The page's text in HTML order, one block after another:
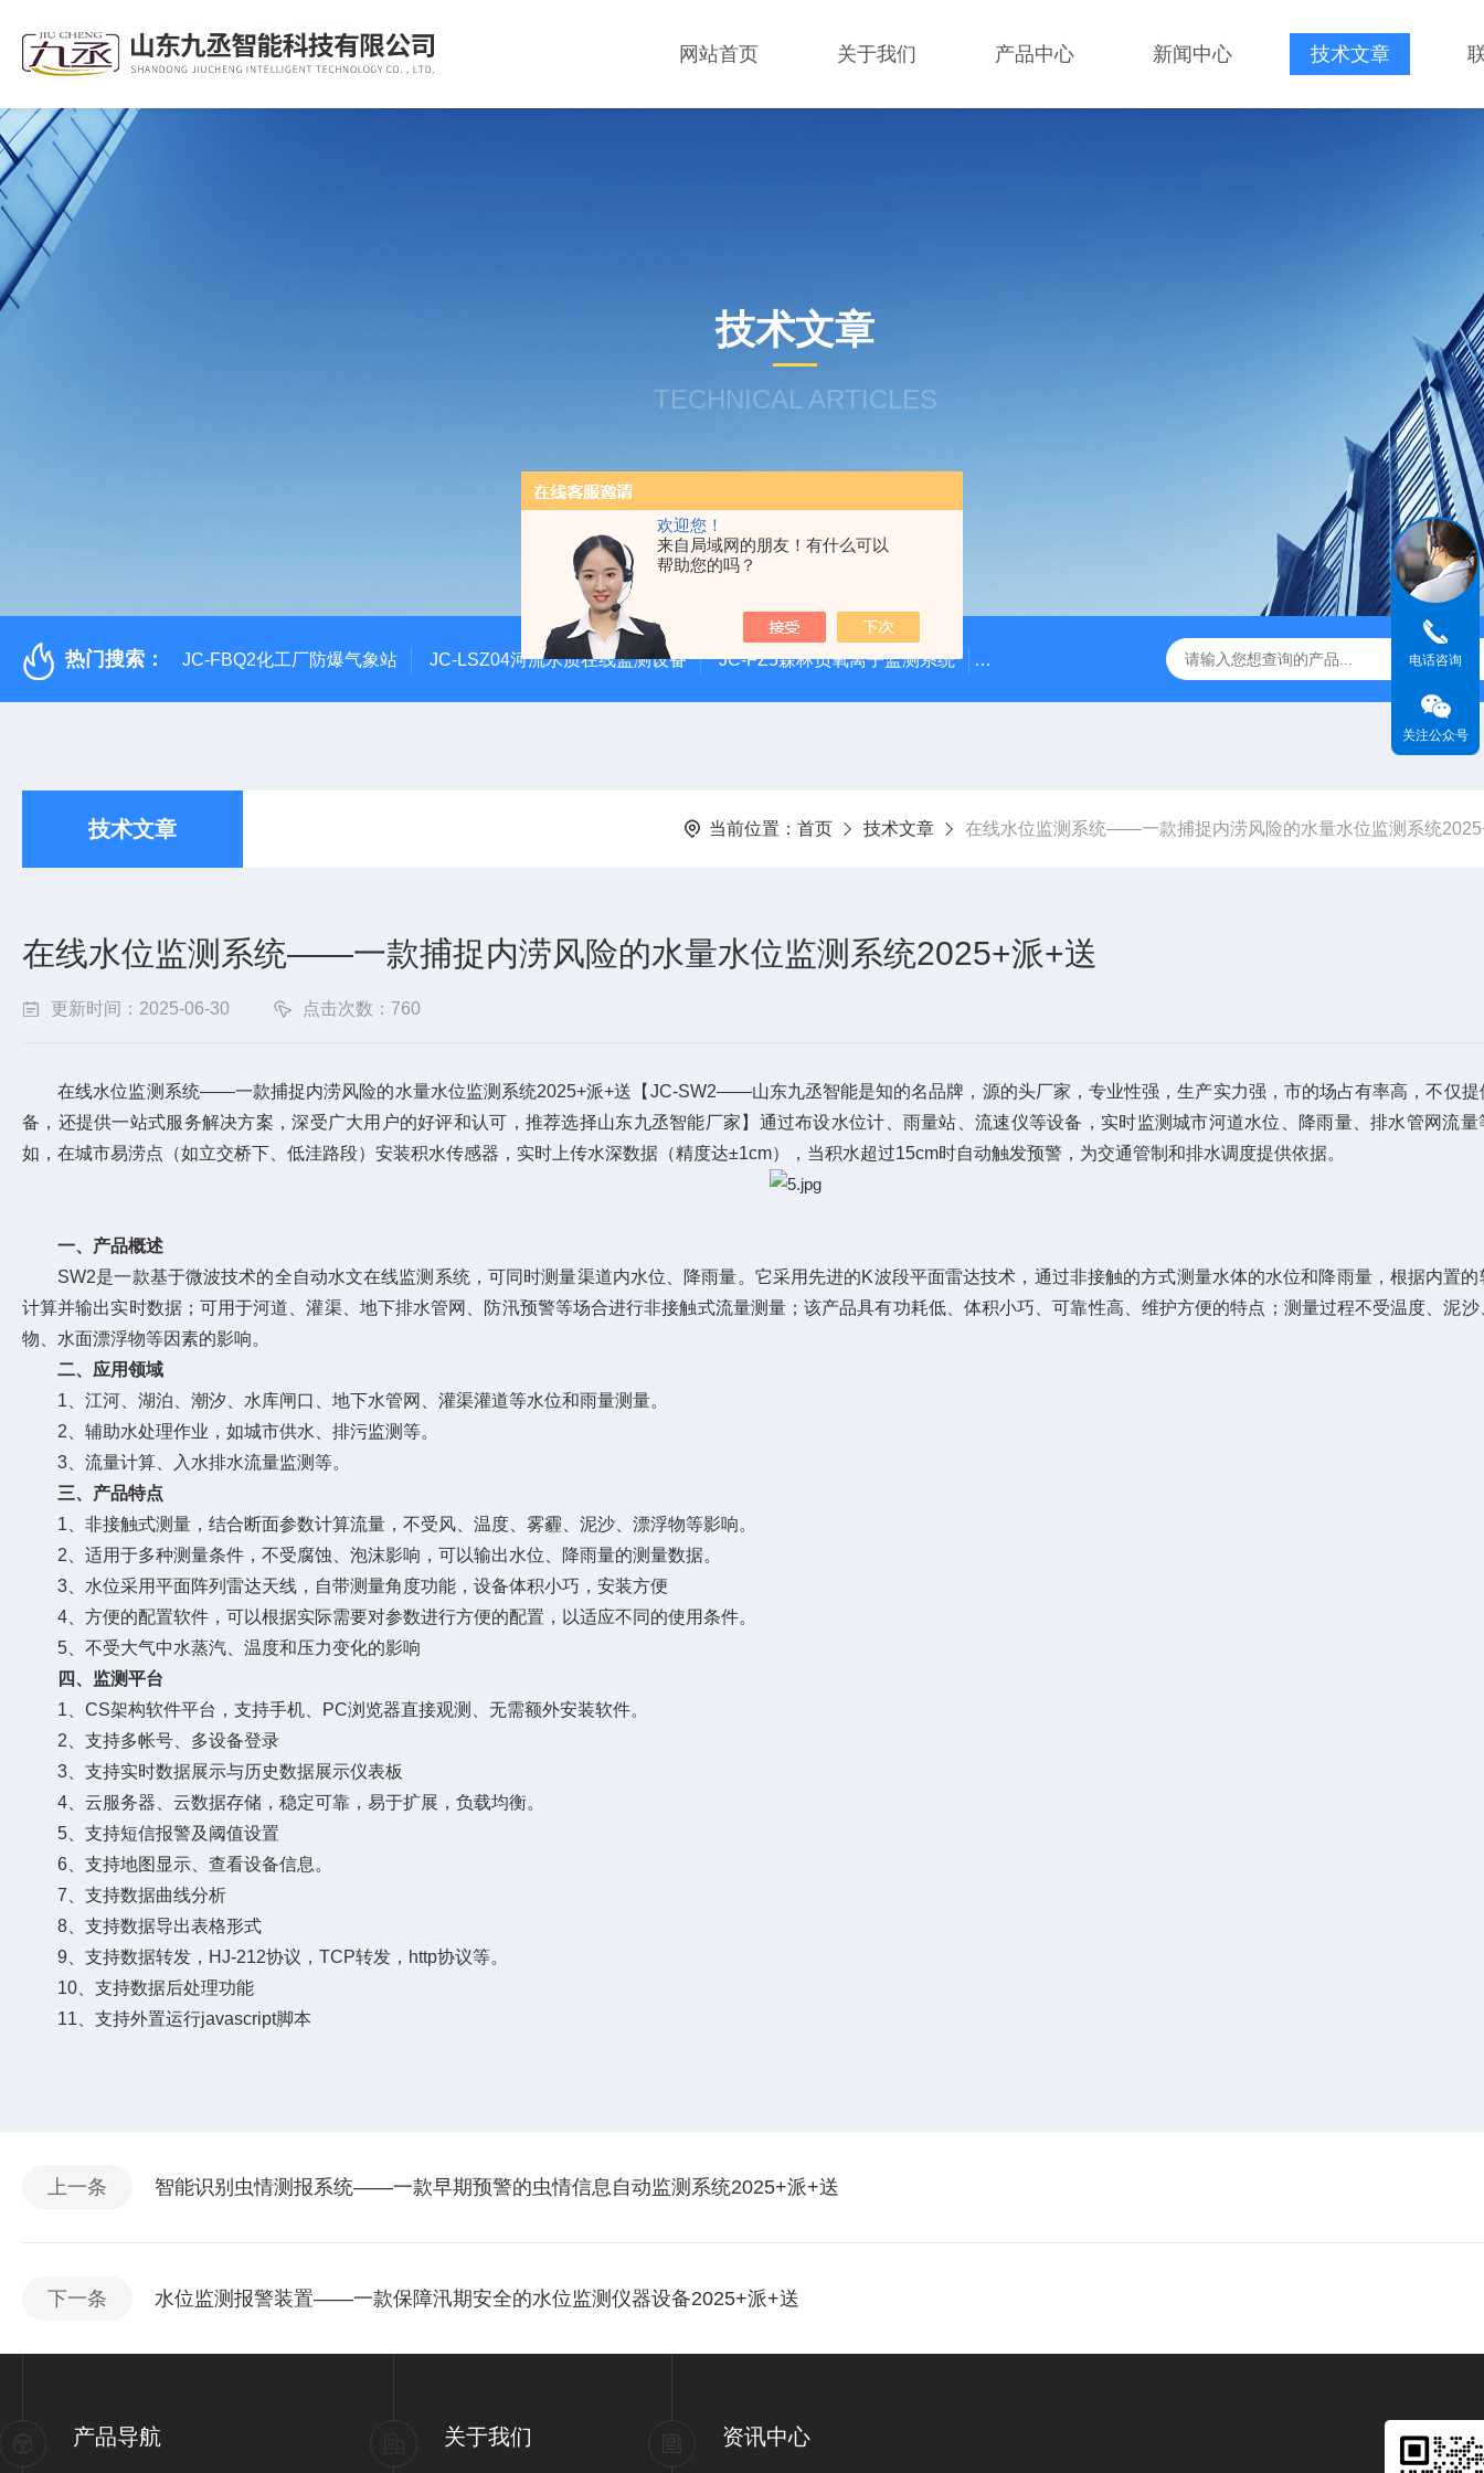
欢迎您！
来自局域网的朋友！有什么可以
帮助您的吗？
网站首页 关于我们 产品中心 新闻中心 技术文章
技术文章
TECHNICAL ARTICLES
热门搜索： JC-FBQ2化工厂防爆气象站 JC-LSZ04河流水质在线监测设备 JC-FZ5森林负氧离子监测系统 JC-FZ5大气负氧离子监测站 JC-ZS07多参数污水在线检测仪
技术文章 当前位置： 首页 技术文章 在线水位监测系统——一款捕捉内涝风险的水量水位监测系统
在线水位监测系统——一款捕捉内涝风险的水量水位监测系统2025+派+送
更新时间：2025-06-30 点击次数：760
在线水位监测系统——一款捕捉内涝风险的水量水位监测系统2025+派+送【JC-SW2——山东九丞智能是知的名品牌，源的头厂家，专业性强，生产实力强，市的场占有率高，不仅提
备，还提供一站式服务解决方案，深受广大用户的好评和认可，推荐选择山东九丞智能厂家】通过布设水位计、雨量站、流速仪等设备，实时监测城市河道水位、降雨量、排水管网流量
如，在城市易涝点（如立交桥下、低洼路段）安装积水传感器，实时上传水深数据（精度达±1cm），当积水超过15cm时自动触发预警，为交通管制和排水调度提供依据。
一、产品概述
SW2是一款基于微波技术的全自动水文在线监测系统，可同时测量渠道内水位、降雨量。它采用先进的K波段平面雷达技术，通过非接触的方式测量水体的水位和降雨量，根据内置的
计算并输出实时数据；可用于河道、灌渠、地下排水管网、防汛预警等场合进行非接触式流量测量；该产品具有功耗低、体积小巧、可靠性高、维护方便的特点；测量过程不受温度、泥沙
物、水面漂浮物等因素的影响。
二、应用领域
1、江河、湖泊、潮汐、水库闸口、地下水管网、灌渠灌道等水位和雨量测量。
2、辅助水处理作业，如城市供水、排污监测等。
3、流量计算、入水排水流量监测等。
三、产品特点
1、非接触式测量，结合断面参数计算流量，不受风、温度、雾霾、泥沙、漂浮物等影响。
2、适用于多种测量条件，不受腐蚀、泡沫影响，可以输出水位、降雨量的测量数据。
3、水位采用平面阵列雷达天线，自带测量角度功能，设备体积小巧，安装方便
4、方便的配置软件，可以根据实际需要对参数进行方便的配置，以适应不同的使用条件。
5、不受大气中水蒸汽、温度和压力变化的影响
四、监测平台
1、CS架构软件平台，支持手机、PC浏览器直接观测、无需额外安装软件。
2、支持多帐号、多设备登录
3、支持实时数据展示与历史数据展示仪表板
4、云服务器、云数据存储，稳定可靠，易于扩展，负载均衡。
5、支持短信报警及阈值设置
6、支持地图显示、查看设备信息。
7、支持数据曲线分析
8、支持数据导出表格形式
9、支持数据转发，HJ-212协议，TCP转发，http协议等。
10、支持数据后处理功能
11、支持外置运行javascript脚本
上一条 智能识别虫情测报系统——一款早期预警的虫情信息自动监测系统2025+派+送
下一条 水位监测报警装置——一款保障汛期安全的水位监测仪器设备2025+派+送
产品导航 关于我们 资讯中心
电话咨询
关注公众号